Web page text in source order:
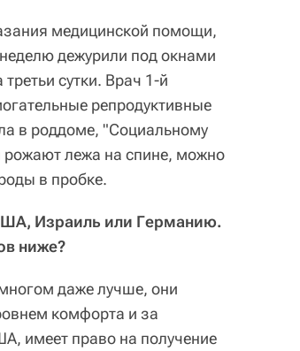
медицинской помощи,
дежурили под окнами
сутки. Врач 1-й
репродуктивные
в роддоме, "Социальному
рожают лежа на спине, можно
в пробке.
Израиль или Германию.
ниже?
даже лучше, они
комфорта и за
имеет право на получение